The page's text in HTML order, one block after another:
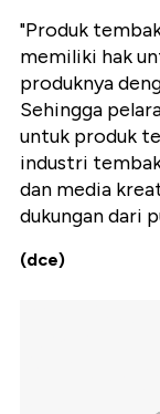
"Produk
memiliki hak
produknya
Sehingga
untuk produk
industri
dan media
dukungan dari
(dce)